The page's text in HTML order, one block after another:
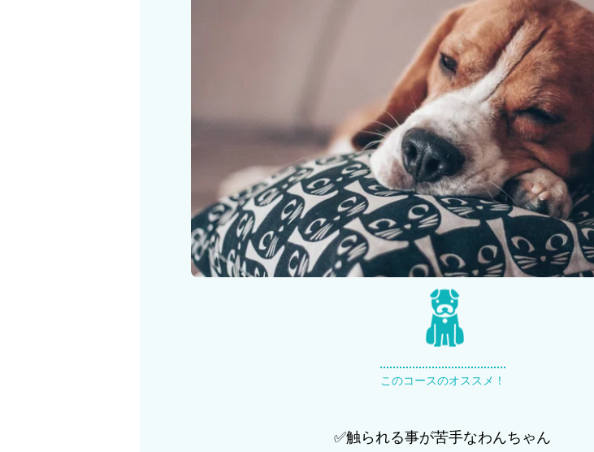
このコースのオススメ！
✅触られる事が苦手なわんちゃん